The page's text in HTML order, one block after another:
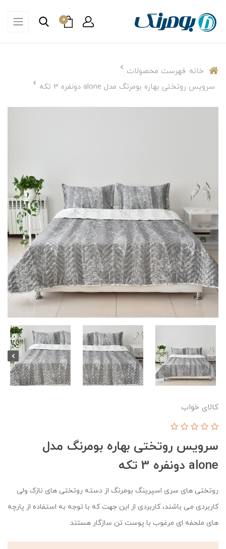
0
خانه فهرست محصولات
سرویس روتختی بهاره بومرنگ مدل alone دونفره 3 تکه
کالای خواب
سرویس روتختی بهاره بومرنگ مدل
alone دونفره 3 تکه
روتختی های سری اسپرینگ بومرنگ از دسته روتختی های نازک ولی
کاربردی می باشند، کاربردی از این جهت که با توجه به استفاده از پارچه
های ملحفه ای مرغوب با پوست تن سازگار هستند